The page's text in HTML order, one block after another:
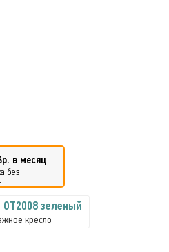
в месяц
без
OT2008 зеленый
кресло